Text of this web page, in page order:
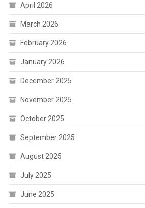
April 2026
March 2026
February 2026
January 2026
December 2025
November 2025
October 2025
September 2025
August 2025
July 2025
June 2025